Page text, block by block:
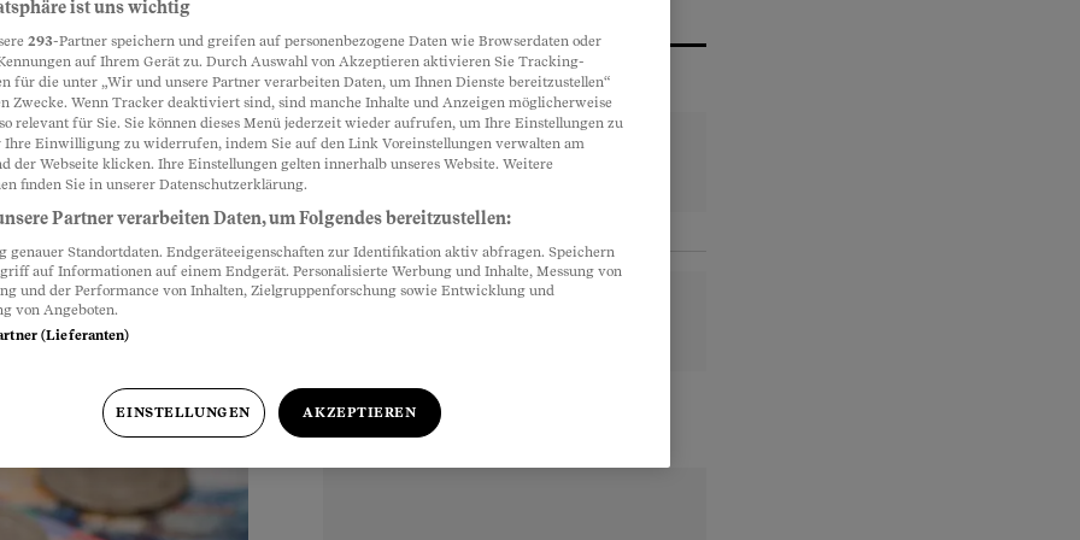
mehr
European Kings
Geldern
als königlich.
Partnerinhalte
ist uns wichtig
293-Partner speichern und greifen auf personenbezogene Daten wie Browserdaten oder
auf Ihrem Gerät zu. Durch Auswahl von Akzeptieren aktivieren Sie Tracking-
für die unter „Wir und unsere Partner verarbeiten Daten, um Ihnen Dienste bereitzustellen“
Zwecke. Wenn Tracker deaktiviert sind, sind manche Inhalte und Anzeigen möglicherweise
relevant für Sie. Sie können dieses Menü jederzeit wieder aufrufen, um Ihre Einstellungen zu
Ihre Einwilligung zu widerrufen, indem Sie auf den Link Voreinstellungen verwalten am
der Webseite klicken. Ihre Einstellungen gelten innerhalb unseres Website. Weitere
finden Sie in unserer Datenschutzerklärung.
Partner verarbeiten Daten, um Folgendes bereitzustellen:
genauer Standortdaten. Endgeräteeigenschaften zur Identifikation aktiv abfragen. Speichern
auf Informationen auf einem Endgerät. Personalisierte Werbung und Inhalte, Messung von
und der Performance von Inhalten, Zielgruppenforschung sowie Entwicklung und
von Angeboten.
(Lieferanten)
EINSTELLUNGEN AKZEPTIEREN